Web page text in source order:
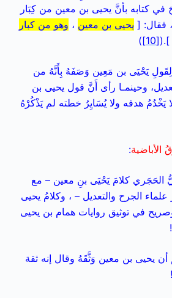
كتابه بأنَّ يحيى بن معين من كِبَار
فقال: [ يحيى بن معين ، وهو من كبار
].(
[10]
)
لِقَولِ يَحْيَى بن مَعِين وَصَفَهُ بِأَنَّهُ من
وحينمـا رأى أَنَّ قول يحيى بن
يَخْدُمُ هدفه ولا يُسَايِرُ خطته لم يَذْكُرْهُ
الأباضية:
الحَجَري كلامَ يَحْيَى بنِ معين – مع
الجرح والتعديل – ، وكلامُ يحيى
في توثيق روايات همام بن يحيى
أن يحيى بن معين وَثَّقَهُ وقال إنه ثقة